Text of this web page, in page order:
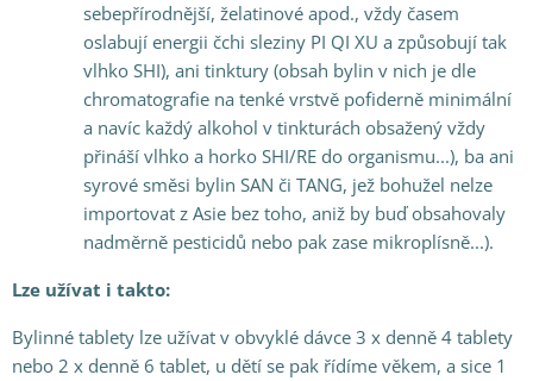
sebepřírodnější, želatinové apod., vždy časem
oslabují energii čchi sleziny PI QI XU a způsobují tak
vlhko SHI), ani tinktury (obsah bylin v nich je dle
chromatografie na tenké vrstvě pofiderně minimální
a navíc každý alkohol v tinkturách obsažený vždy
přináší vlhko a horko SHI/RE do organismu...), ba ani
syrové směsi bylin SAN či TANG, jež bohužel nelze
importovat z Asie bez toho, aniž by buď obsahovaly
nadměrně pesticidů nebo pak zase mikroplísně...).
Lze užívat i takto:
Bylinné tablety lze užívat v obvyklé dávce 3 x denně 4 tablety
nebo 2 x denně 6 tablet, u dětí se pak řídíme věkem, a sice 1